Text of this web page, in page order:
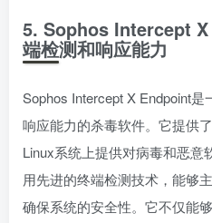
5. Sophos Intercept
端检测和响应能力
Sophos Intercept X Endpoint
响应能力的杀毒软件。它提供
Linux系统上提供对病毒和恶意
用先进的终端检测技术，能够
确保系统的安全性。它不仅能